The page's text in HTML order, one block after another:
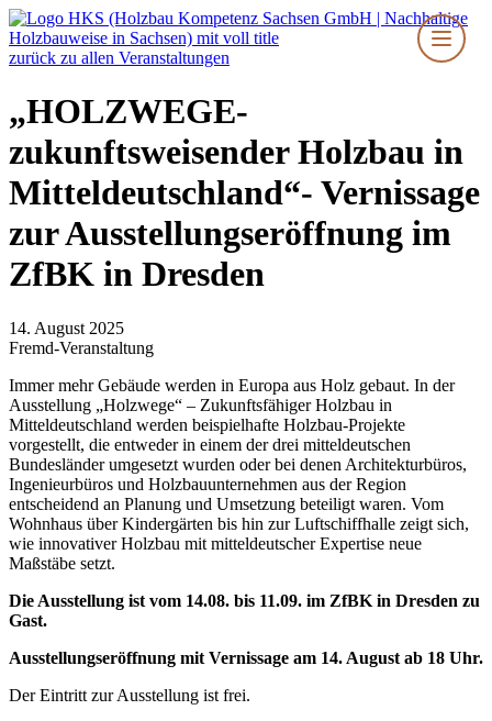
Zum
Inhalt
springen
zurück zu allen Veranstaltungen
„HOLZWEGE-
zukunftsweisender Holzbau in
Mitteldeutschland“- Vernissage
zur Ausstellungseröffnung im
ZfBK in Dresden
14. August 2025
Fremd-Veranstaltung
Immer mehr Gebäude werden in Europa aus Holz gebaut. In der
Ausstellung „Holzwege“ – Zukunftsfähiger Holzbau in
Mitteldeutschland werden beispielhafte Holzbau-Projekte
vorgestellt, die entweder in einem der drei mitteldeutschen
Bundesländer umgesetzt wurden oder bei denen Architekturbüros,
Ingenieurbüros und Holzbauunternehmen aus der Region
entscheidend an Planung und Umsetzung beteiligt waren. Vom
Wohnhaus über Kindergärten bis hin zur Luftschiffhalle zeigt sich,
wie innovativer Holzbau mit mitteldeutscher Expertise neue
Maßstäbe setzt.
Die Ausstellung ist vom 14.08. bis 11.09. im ZfBK in Dresden zu
Gast.
Ausstellungseröffnung mit Vernissage am 14. August ab 18 Uhr.
Der Eintritt zur Ausstellung ist frei.